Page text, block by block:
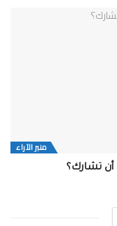
منبر الآراء